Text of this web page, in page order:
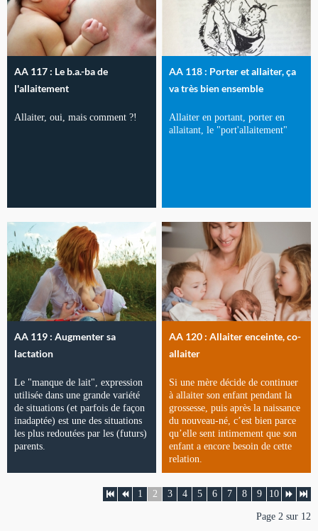
AA 117 : Le b.a.-ba de
l'allaitement
Allaiter, oui, mais comment ?!
AA 118 : Porter et allaiter, ça
va très bien ensemble
Allaiter en portant, porter en
allaitant, le "port'allaitement"
AA 119 : Augmenter sa
lactation
Le "manque de lait", expression
utilisée dans une grande variété
de situations (et parfois de façon
inadaptée) est une des situations
les plus redoutées par les (futurs)
parents.
AA 120 : Allaiter enceinte, co-
allaiter
Si une mère décide de continuer
à allaiter son enfant pendant la
grossesse, puis après la naissance
du nouveau-né, c’est bien parce
qu’elle sent intimement que son
enfant a encore besoin de cette
relation.
1 2 3 4 5 6 7 8 9 10
Page 2 sur 12